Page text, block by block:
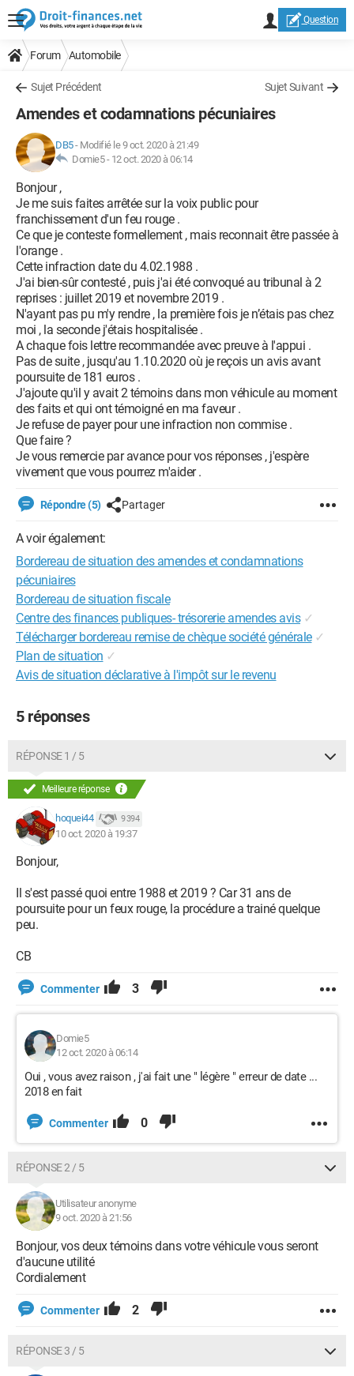
Question
Forum Automobile
Sujet Précédent Sujet Suivant
Amendes et codamnations pécuniaires
DB5- Modifié le 9 oct. 2020 à 21:49
Domie5 - 12 oct. 2020 à 06:14
Bonjour ,
Je me suis faites arrêtée sur la voix public pour
franchissement d'un feu rouge .
Ce que je conteste formellement , mais reconnait être passée à
l'orange .
Cette infraction date du 4.02.1988 .
J'ai bien-sûr contesté , puis j'ai été convoqué au tribunal à 2
reprises : juillet 2019 et novembre 2019 .
N'ayant pas pu m'y rendre , la première fois je n’étais pas chez
moi , la seconde j'étais hospitalisée .
A chaque fois lettre recommandée avec preuve à l'appui .
Pas de suite , jusqu'au 1.10.2020 où je reçois un avis avant
poursuite de 181 euros .
J'ajoute qu'il y avait 2 témoins dans mon véhicule au moment
des faits et qui ont témoigné en ma faveur .
Je refuse de payer pour une infraction non commise .
Que faire ?
Je vous remercie par avance pour vos réponses , j'espère
vivement que vous pourrez m'aider .
Répondre (5) Partager
A voir également:
Bordereau de situation des amendes et condamnations
pécuniaires
Bordereau de situation fiscale
Centre des finances publiques- trésorerie amendes avis ✓
Télécharger bordereau remise de chèque société générale ✓
Plan de situation ✓
Avis de situation déclarative à l'impôt sur le revenu
5 réponses
RÉPONSE 1 / 5
Meilleure réponse
hoquei44 9 394
10 oct. 2020 à 19:37
Bonjour,
Il s'est passé quoi entre 1988 et 2019 ? Car 31 ans de
poursuite pour un feux rouge, la procédure a trainé quelque
peu.
CB
Commenter 3
Domie5
12 oct. 2020 à 06:14
Oui , vous avez raison , j'ai fait une " légère " erreur de date ...
2018 en fait
Commenter 0
RÉPONSE 2 / 5
Utilisateur anonyme
9 oct. 2020 à 21:56
Bonjour, vos deux témoins dans votre véhicule vous seront
d'aucune utilité
Cordialement
Commenter 2
RÉPONSE 3 / 5